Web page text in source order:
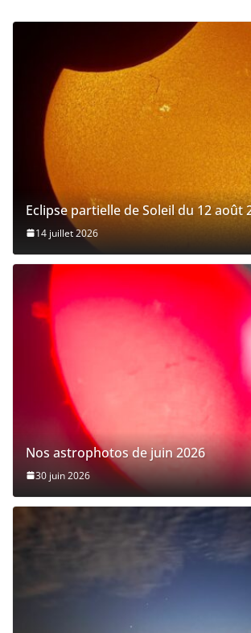
Eclipse partielle de Soleil du 12 août
14 juillet 2026
Nos astrophotos de juin 2026
30 juin 2026